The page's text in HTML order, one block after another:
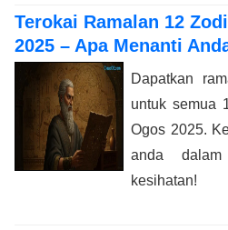
Terokai Ramalan 12
2025 – Apa Menanti
Dapatkan
untuk semua
Ogos 2025.
anda
kesihatan!